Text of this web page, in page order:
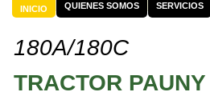
INICIO QUIENES SOMOS SERVICIOS
180A/180C
TRACTOR